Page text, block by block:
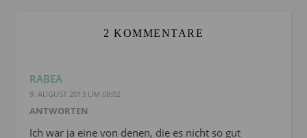
2 KOMMENTARE
RABEA
9. AUGUST 2013 UM 08:02
ANTWORTEN
Ich war ja eine von denen, die es nicht so gut